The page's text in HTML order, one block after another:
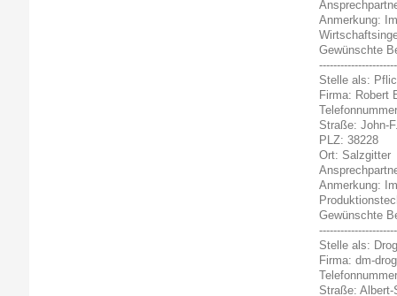
Anmerkung:
Gewünschte
Stelle als:
Firma: Robert
Straße: John-
PLZ: 38228
Ort: Salzgitter
Anmerkung:
Gewünschte
Stelle als:
Firma: dm-
Straße: